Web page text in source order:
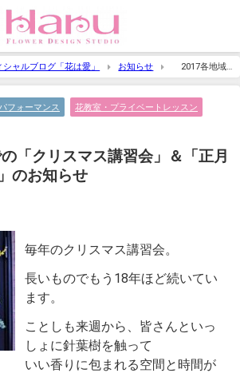
ャルブログ「花は愛」 お知らせ
2017各地域
「正月しめ飾り講習会」のお知らせ
フォーマンス 花教室・プライベートレッスン
「クリスマス講習会」＆「正月
のお知らせ
毎年のクリスマス講習会。
長いものでもう18年ほど続いてい
ます。
ことしも来週から、皆さんといっ
しょに針葉樹を触って
いい香りに包まれる空間と時間が